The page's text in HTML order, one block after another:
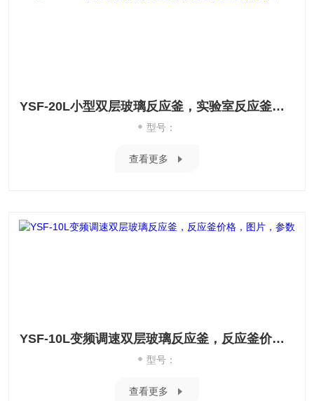
YSF-20L小型双层玻璃反应釜，实验室反应釜巩义予华
型号：
查看更多
YSF-10L变频调速双层玻璃反应釜，反应釜价格，图片，参数
型号：
查看更多